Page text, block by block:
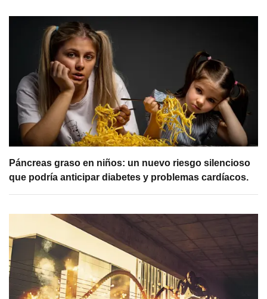
Páncreas graso en niños: un nuevo riesgo silencioso
que podría anticipar diabetes y problemas cardíacos.